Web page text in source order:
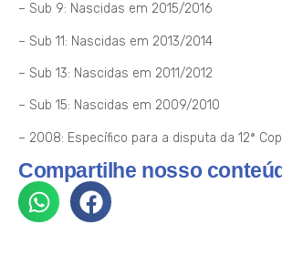
– Sub 9: Nascidas em 2015/2016
– Sub 11: Nascidas em 2013/2014
– Sub 13: Nascidas em 2011/2012
– Sub 15: Nascidas em 2009/2010
– 2008: Específico para a disputa da 12ª
Compartilhe nosso